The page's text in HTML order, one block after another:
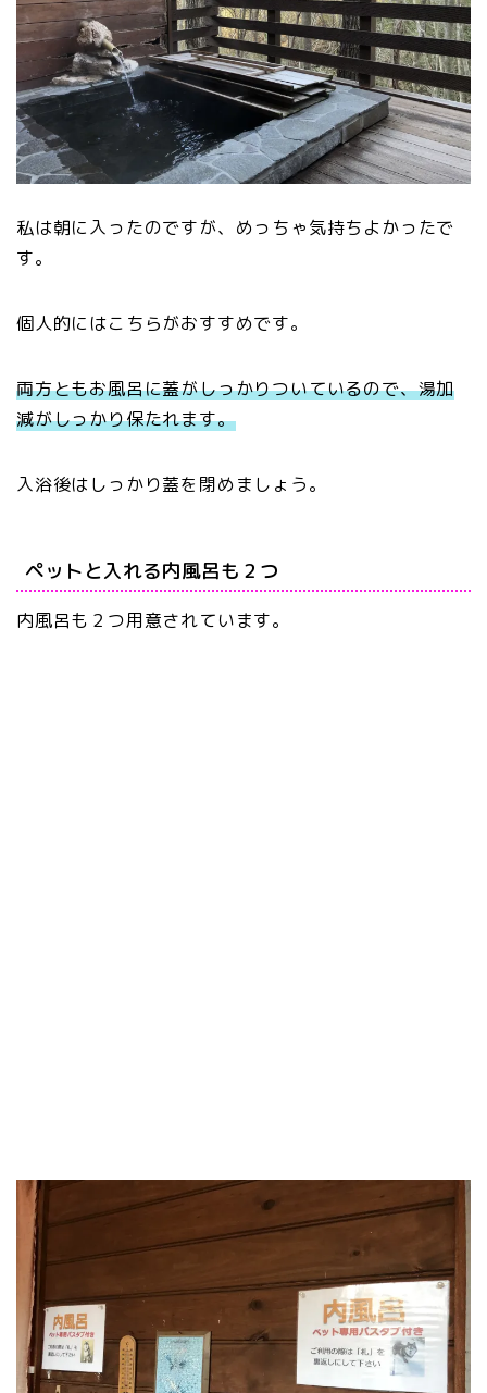
私は朝に入ったのですが、めっちゃ気持ちよかったで
す。
個人的にはこちらがおすすめです。
両方ともお風呂に蓋がしっかりついているので、湯加
減がしっかり保たれます。
入浴後はしっかり蓋を閉めましょう。
ペットと入れる内風呂も２つ
内風呂も２つ用意されています。